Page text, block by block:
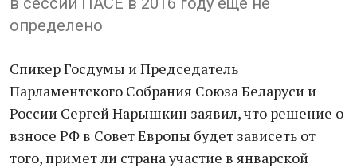
определено
Спикер Госдумы и Председатель
Парламентского Собрания Союза Беларуси и
России Сергей Нарышкин заявил, ​что ​решение о
взносе РФ в Совет Европы будет зависеть от
того, примет ли страна участие в январской